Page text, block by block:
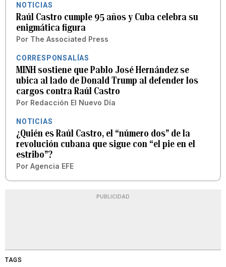
NOTICIAS
Raúl Castro cumple 95 años y Cuba celebra su
enigmática figura
Por The Associated Press
CORRESPONSALÍAS
MINH sostiene que Pablo José Hernández se
ubica al lado de Donald Trump al defender los
cargos contra Raúl Castro
Por Redacción El Nuevo Día
NOTICIAS
¿Quién es Raúl Castro, el “número dos” de la
revolución cubana que sigue con “el pie en el
estribo”?
Por Agencia EFE
PUBLICIDAD
TAGS